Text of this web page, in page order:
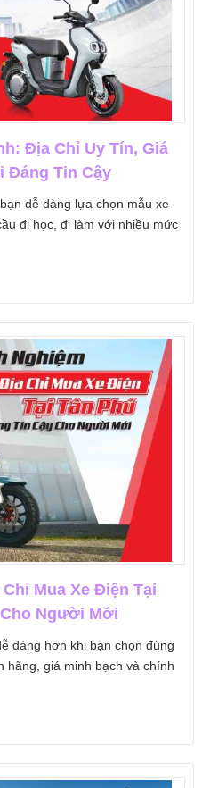
Địa Chỉ Uy Tín, Giá
Đáng Tin Cậy
dễ dàng lựa chọn mẫu xe
đi học, đi làm với nhiều mức
Mua Xe Điện Tại
Người Mới
dàng hơn khi bạn chọn đúng
hãng, giá minh bạch và chính